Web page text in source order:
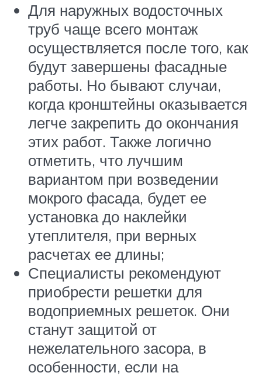
Для наружных водосточных
труб чаще всего монтаж
осуществляется после того, как
будут завершены фасадные
работы. Но бывают случаи,
когда кронштейны оказывается
легче закрепить до окончания
этих работ. Также логично
отметить, что лучшим
вариантом при возведении
мокрого фасада, будет ее
установка до наклейки
утеплителя, при верных
расчетах ее длины;
Специалисты рекомендуют
приобрести решетки для
водоприемных решеток. Они
станут защитой от
нежелательного засора, в
особенности, если на